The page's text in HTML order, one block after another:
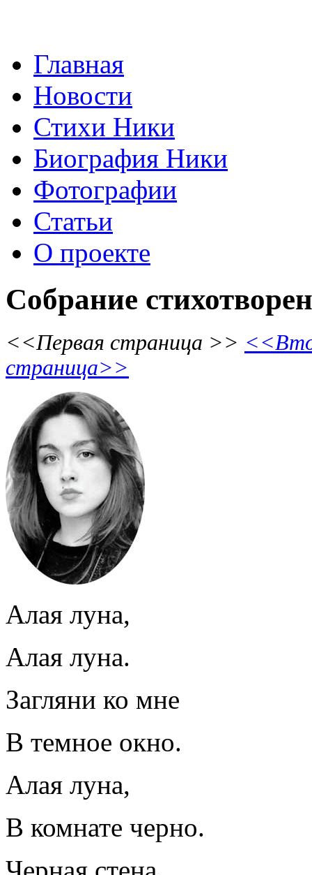
Главная
Новости
Стихи Ники
Биография Ники
Фотографии
Статьи
О проекте
Собрание
<<Первая страница >>
страница>>
Алая луна,
Алая луна.
Загляни ко мне
В темное окно.
Алая луна,
В комнате черно.